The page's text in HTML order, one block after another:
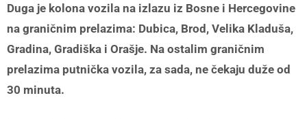
Duga je kolona vozila na izlazu iz Bosne i Hercegovine
na graničnim prelazima: Dubica, Brod, Velika Kladuša,
Gradina, Gradiška i Orašje. Na ostalim graničnim
prelazima putnička vozila, za sada, ne čekaju duže od
30 minuta.